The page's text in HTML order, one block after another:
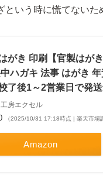
いう時に慌てないた
がき 印刷【官製はが
ハガキ 法事 はがき
了後1～2営業日で発
房エクセル
（2025/10/31 17:18時点 | 楽天市場
Amazon